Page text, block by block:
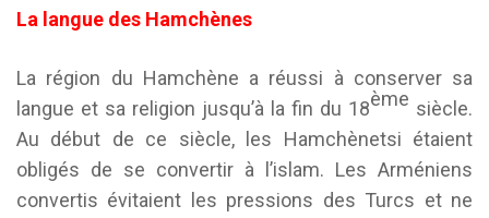
La langue des Hamchènes
La région du Hamchène a réussi à conserver sa
langue et sa religion jusqu’à la fin du 18ème siècle.
Au début de ce siècle, les Hamchènetsi étaient
obligés de se convertir à l’islam. Les Arméniens
convertis évitaient les pressions des Turcs et ne